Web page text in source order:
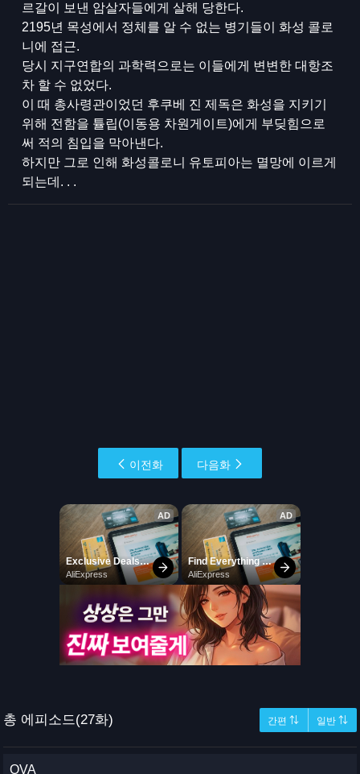
르갈이 보낸 암살자들에게 살해 당한다.
2195년 목성에서 정체를 알 수 없는 병기들이 화성 콜로
니에 접근.
당시 지구연합의 과학력으로는 이들에게 변변한 대항조
차 할 수 없었다.
이 때 총사령관이었던 후쿠베 진 제독은 화성을 지키기
위해 전함을 튤립(이동용 차원게이트)에게 부딪힘으로
써 적의 침입을 막아낸다.
하지만 그로 인해 화성콜로니 유토피아는 멸망에 이르게
되는데. . .
이전화 다음화
총 에피소드(27화) 간편 ⇅ 일반 ⇅
OVA